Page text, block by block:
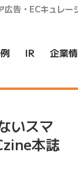
告・ECキュレー
IR 企業
いスマ
本誌